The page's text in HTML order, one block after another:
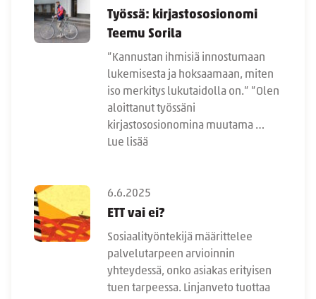
Työssä: kirjastososionomi
Teemu Sorila
”Kannustan ihmisiä innostumaan
lukemisesta ja hoksaamaan, miten
iso merkitys lukutaidolla on.” ”Olen
aloittanut työssäni
kirjastososionomina muutama …
Lue lisää
6.6.2025
ETT vai ei?
Sosiaalityöntekijä määrittelee
palvelutarpeen arvioinnin
yhteydessä, onko asiakas erityisen
tuen tarpeessa. Linjanveto tuottaa